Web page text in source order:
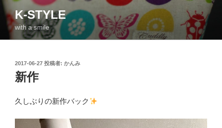
コ
ン
ン
K-STYLE
with a smile
投
稿
日:
2017-06-27 投稿者: かんみ
新作
久しぶりの新作バック